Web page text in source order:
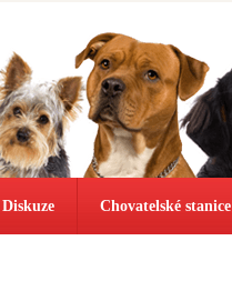
Diskuze Chovatelské stanice